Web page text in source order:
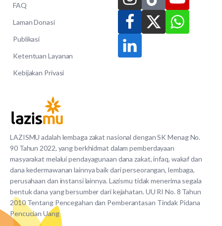
LAZISMU adalah lembaga zakat nasional dengan SK Menag No.
90 Tahun 2022, yang berkhidmat dalam pemberdayaan
masyarakat melalui pendayagunaan dana zakat, infaq, wakaf dan
dana kedermawanan lainnya baik dari perseorangan, lembaga,
perusahaan dan instansi lainnya. Lazismu tidak menerima segala
bentuk dana yang bersumber dari kejahatan. UU RI No. 8 Tahun
2010 Tentang Pencegahan dan Pemberantasan Tindak Pidana
Pencucian Uang
FAQ
Laman Donasi
Publikasi
Ketentuan Layanan
Kebijakan Privasi